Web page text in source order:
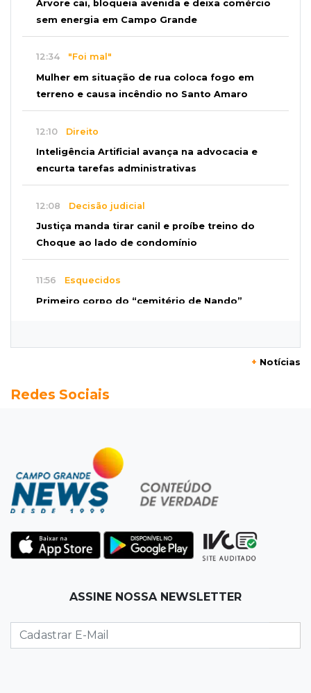
Árvore cai, bloqueia avenida e deixa comércio
sem energia em Campo Grande
12:34 "Foi mal"
Mulher em situação de rua coloca fogo em
terreno e causa incêndio no Santo Amaro
12:10 Direito
Inteligência Artificial avança na advocacia e
encurta tarefas administrativas
12:08 Decisão judicial
Justiça manda tirar canil e proíbe treino do
Choque ao lado de condomínio
11:56 Esquecidos
Primeiro corpo do “cemitério de Nando”
que prefeito agride mulheres
Mãe narra emboscada e diz ter sido amarrada
antes de bebê desaparecer
11:28 Audiência de custódia
em acidente que matou eletricista
Preso há quase 1 semana, ex-deputado Neno
+ Notícias
Redes Sociais
ASSINE NOSSA NEWSLETTER